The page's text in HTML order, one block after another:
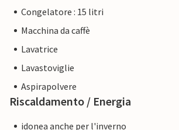
Congelatore : 15 litri
Macchina da caffè
Lavatrice
Lavastoviglie
Aspirapolvere
Riscaldamento / Energia
idonea anche per l'inverno